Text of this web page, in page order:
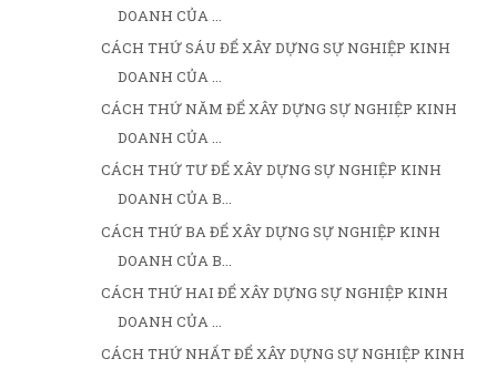
DOANH CỦA ...
CÁCH THỨ SÁU ĐỂ XÂY DỰNG SỰ NGHIỆP KINH
DOANH CỦA ...
CÁCH THỨ NĂM ĐỂ XÂY DỰNG SỰ NGHIỆP KINH
DOANH CỦA ...
CÁCH THỨ TƯ ĐỂ XÂY DỰNG SỰ NGHIỆP KINH
DOANH CỦA B...
CÁCH THỨ BA ĐỂ XÂY DỰNG SỰ NGHIỆP KINH
DOANH CỦA B...
CÁCH THỨ HAI ĐỂ XÂY DỰNG SỰ NGHIỆP KINH
DOANH CỦA ...
CÁCH THỨ NHẤT ĐỂ XÂY DỰNG SỰ NGHIỆP KINH